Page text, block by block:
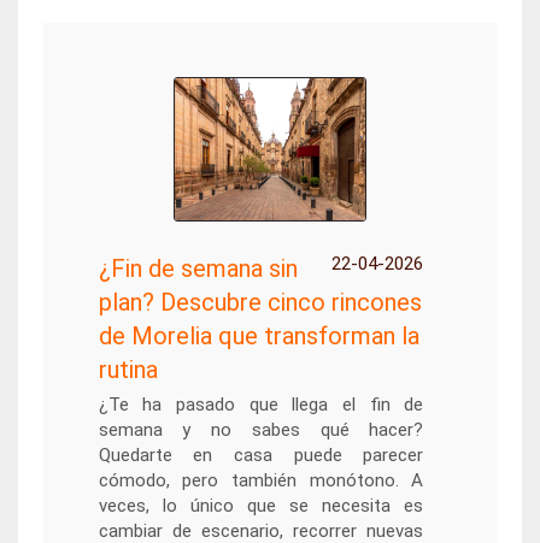
22-04-2026
¿Fin de semana sin
plan? Descubre cinco rincones
de Morelia que transforman la
rutina
¿Te ha pasado que llega el fin de
semana y no sabes qué hacer?
Quedarte en casa puede parecer
cómodo, pero también monótono. A
veces, lo único que se necesita es
cambiar de escenario, recorrer nuevas